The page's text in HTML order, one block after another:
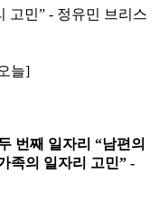
고민” - 정유민 브리스
늘]
번째 일자리 “남편의
족의 일자리 고민” -